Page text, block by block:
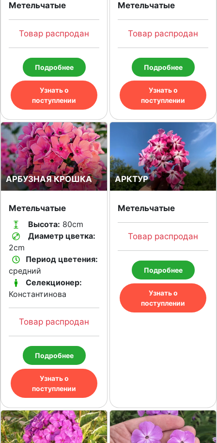
Метельчатые
Товар распродан
Подробнее
Узнать о
поступлении
Метельчатые
Товар распродан
Подробнее
Узнать о
поступлении
АРБУЗНАЯ КРОШКА
Метельчатые
Высота: 80cm
Диаметр цветка:
2cm
Период цветения:
средний
Селекционер:
Константинова
Товар распродан
Подробнее
Узнать о
поступлении
АРКТУР
Метельчатые
Товар распродан
Подробнее
Узнать о
поступлении